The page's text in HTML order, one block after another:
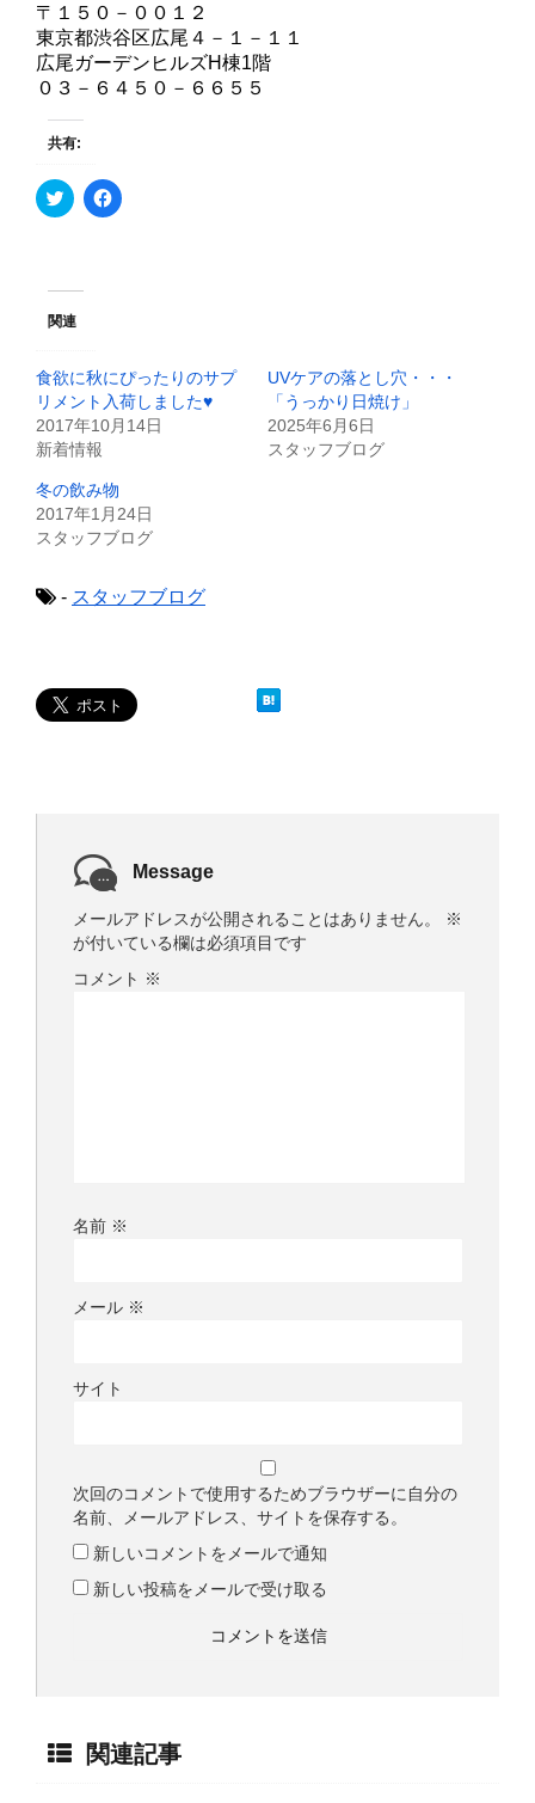
〒１５０－００１２
東京都渋谷区広尾４－１－１１
広尾ガーデンヒルズH棟1階
０３－６４５０－６６５５
共有:
ク
リ
T
i
r
で
共
有
(
新
い
ウ
ィ
ン
開
F
a
る
に
は
ク
し
て
く
だ
新
ド
ウ
で
関連
食欲に秋にぴったりのサプ
リメント入荷しました♥
2017年10月14日
新着情報
UVケアの落とし穴・・・
「うっかり日焼け」
2025年6月6日
スタッフブログ
冬の飲み物
2017年1月24日
スタッフブログ
- スタッフブログ
Message
メールアドレスが公開されることはありません。
※
が付いている欄は必須項目です
コメント ※
名前 ※
メール ※
サイト
次回のコメントで使用するためブラウザーに自分の
名前、メールアドレス、サイトを保存する。
新しいコメントをメールで通知
新しい投稿をメールで受け取る
関連記事